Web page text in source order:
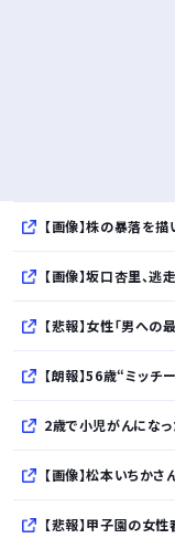
【画像】株の暴落を
【画像】坂口杏里、逃
【悲報】女性「男へ
【朗報】56歳“ミッチー
2歳で小児がんになった息子 再
【画像】松本いちかさん、
【悲報】甲子園の女